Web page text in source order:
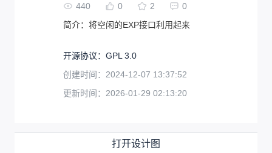
440 0 2
0
简介： 将空闲的EXP接口利用起来
开源协议： GPL 3.0
创建时间： 2024-12-07 13:37:52
更新时间： 2026-01-29 02:13:20
打开设计图